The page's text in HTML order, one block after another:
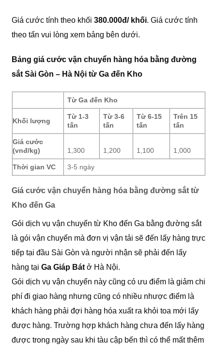
Giá cước tính theo khối 380.000đ/ khối. Giá cước tính
theo tấn vui lòng xem bảng bên dưới.
Bảng giá cước vận chuyển hàng hóa bằng đường
sắt Sài Gòn – Hà Nội từ Ga đến Kho
Từ Ga đến Kho
Khối lượng
Từ 1-3
tấn
Từ 3-6
tấn
Từ 6-15
tấn
Trên 15
tấn
Giá cước
(vnđ/kg)
1,300 1,200 1,100 1,000
Thời gian VC 3-5 ngày
Giá cước vận chuyển hàng hóa bằng đường sắt từ
Kho đến Ga
Gói dịch vụ vận chuyển từ Kho đến Ga bằng đường sắt
là gói vận chuyển mà đơn vị vận tải sẽ đến lấy hàng trực
tiếp tại đầu Sài Gòn và người nhận sẽ phải đến lấy
hàng tại Ga Giáp Bát ở Hà Nội.
Gói dịch vụ vận chuyển này cũng có ưu điểm là giảm chi
phí đi giao hàng nhưng cũng có nhiều nhược điểm là
khách hàng phải đợi hàng hóa xuất ra khỏi toa mới lấy
được hàng. Trường hợp khách hàng chưa đến lấy hàng
được trong ngày sau khi tàu cập bến thì có thể mất thêm